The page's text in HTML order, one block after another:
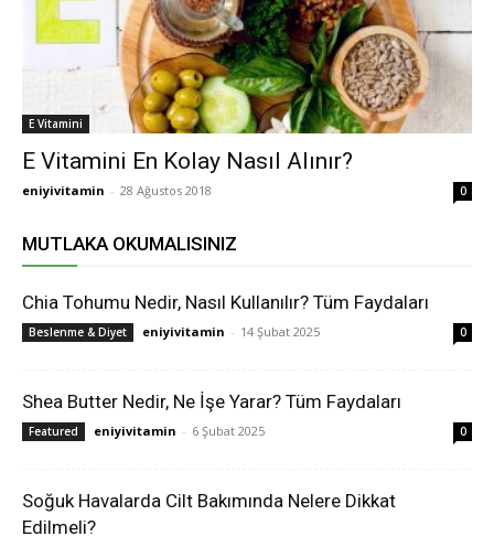
E Vitamini
E Vitamini En Kolay Nasıl Alınır?
eniyivitamin - 28 Ağustos 2018 0
MUTLAKA OKUMALISINIZ
Chia Tohumu Nedir, Nasıl Kullanılır? Tüm Faydaları
Beslenme & Diyet eniyivitamin - 14 Şubat 2025 0
Shea Butter Nedir, Ne İşe Yarar? Tüm Faydaları
Featured eniyivitamin - 6 Şubat 2025 0
Soğuk Havalarda Cilt Bakımında Nelere Dikkat
Edilmeli?